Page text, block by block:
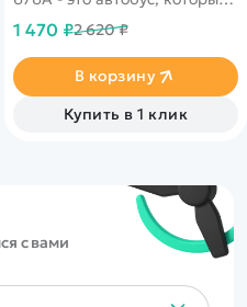
дистанционного
виде руля с различными
кнопками.
1 470 ₽2 620 ₽
В корзину
Купить в 1 клик
с вами